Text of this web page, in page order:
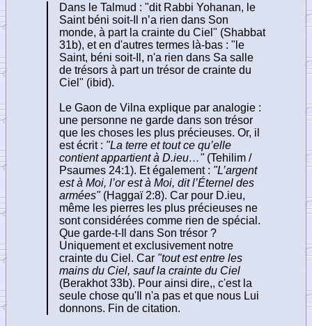
Dans le Talmud : "dit Rabbi Yohanan, le
Saint béni soit-Il n’a rien dans Son
monde, à part la crainte du Ciel" (Shabbat
31b), et en d'autres termes là-bas : "le
Saint, béni soit-Il, n'a rien dans Sa salle
de trésors à part un trésor de crainte du
Ciel" (ibid).
Le Gaon de Vilna explique par analogie :
une personne ne garde dans son trésor
que les choses les plus précieuses. Or, il
est écrit : "La terre et tout ce qu’elle
contient appartient à D.ieu…"(Tehilim /
Psaumes 24:1). Et également : "L’argent
est à Moi, l’or est à Moi, dit l’Éternel des
armées"(Haggaï 2:8). Car pour D.ieu,
même les pierres les plus précieuses ne
sont considérées comme rien de spécial.
Que garde-t-Il dans Son trésor ?
Uniquement et exclusivement notre
crainte du Ciel. Car "tout est entre les
mains du Ciel, sauf la crainte du Ciel
(Berakhot 33b). Pour ainsi dire,, c'est la
seule chose qu'Il n'a pas et que nous Lui
donnons. Fin de citation.